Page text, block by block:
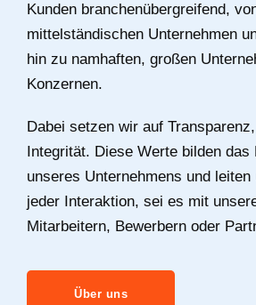
Kunden branchenübergreifend,
mittelständischen Unternehmen
hin zu namhaften, großen
Konzernen.
Dabei setzen wir auf
Integrität. Diese Werte bilden das
unseres Unternehmens und
jeder Interaktion, sei es mit
Mitarbeitern, Bewerbern oder
Über uns